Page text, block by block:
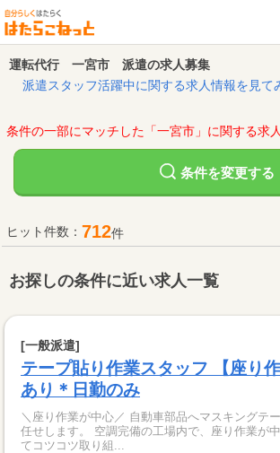
運転代行 一宮市 派遣の求人募集
派遣スタッフ活躍中に関する求人情報を見て
条件の一部にマッチした「一宮市」に関する求
条件を変更する
ヒット件数： 712件
お探しの条件に近い求人一覧
[一般派遣]
テープ貼り作業スタッフ 【座り
あり＊日勤のみ
＼座り作業が中心／ 自動車部品へマスキングテ
任せします。 空調完備の工場内で、座り作業が中心のため 落ち着い
てコツコツ取り組...